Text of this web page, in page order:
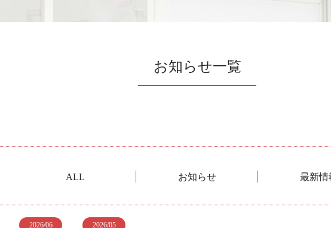
お知らせ一覧
ALL お知らせ 最新情
2026/06 2026/05